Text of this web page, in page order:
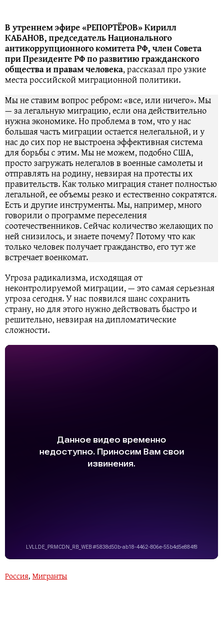
В утреннем эфире «РЕПОРТЁРОВ» Кирилл
КАБАНОВ, председатель Национального
антикоррупционного комитета РФ, член Совета
при Президенте РФ по развитию гражданского
общества и правам человека, рассказал про узкие
места российской миграционной политики.
Мы не ставим вопрос ребром: «все, или ничего». Мы
— за легальную миграцию, если она действительно
нужна экономике. Но проблема в том, что у нас
большая часть миграции остается нелегальной, и у
нас до сих пор не выстроена эффективная система
для борьбы с этим. Мы не можем, подобно США,
просто загружать нелегалов в военные самолеты и
отправлять на родину, невзирая на протесты их
правительств. Как только миграция станет полностью
легальной, ее объемы резко и естественно сократятся.
Есть и другие инструменты. Мы, например, много
говорили о программе переселения
соотечественников. Сейчас количество желающих по
ней снизилось, и знаете почему? Потому что как
только человек получает гражданство, его тут же
встречает военкомат.
Угроза радикализма, исходящая от
неконтролируемой миграции, — это самая серьезная
угроза сегодня. У нас появился шанс сохранить
страну, но для этого нужно действовать быстро и
решительно, невзирая на дипломатические
сложности.
Россия, Мигранты